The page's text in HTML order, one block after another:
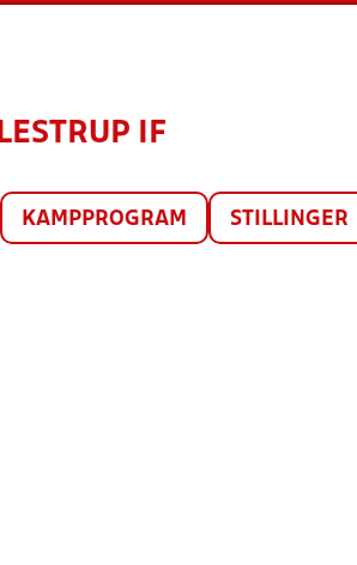
IF
KAMPPROGRAM STILLINGER